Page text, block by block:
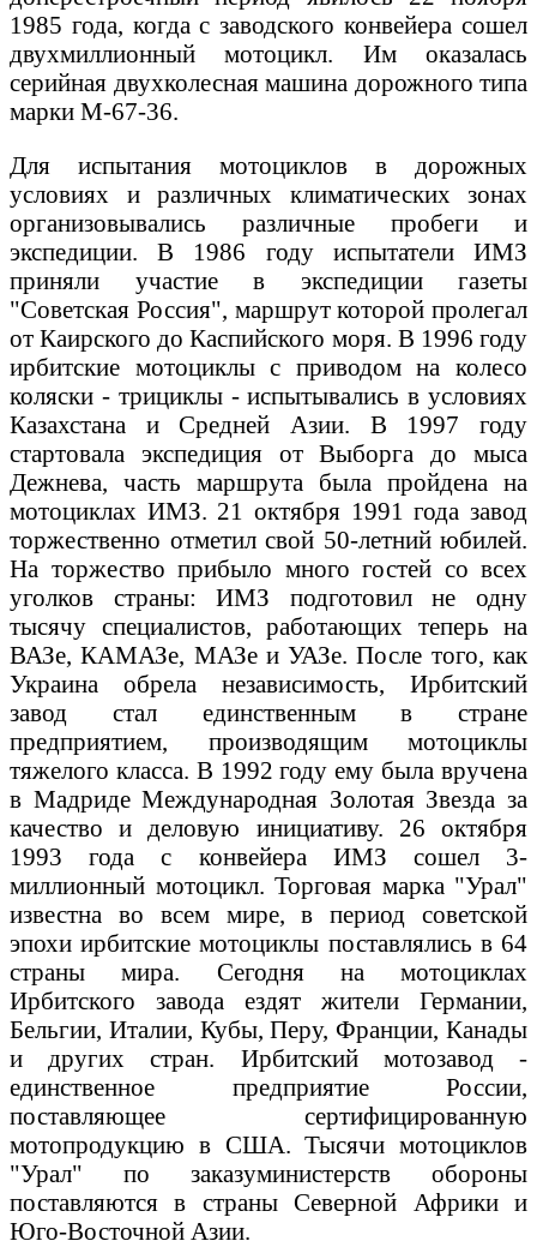
1985 года, когда с заводского конвейера сошел
двухмиллионный мотоцикл. Им оказалась
серийная двухколесная машина дорожного типа
марки М-67-36.
Для испытания мотоциклов в дорожных
условиях и различных климатических зонах
организовывались различные пробеги и
экспедиции. В 1986 году испытатели ИМЗ
приняли участие в экспедиции газеты
"Советская Россия", маршрут которой пролегал
от Каирского до Каспийского моря. В 1996 году
ирбитские мотоциклы с приводом на колесо
коляски - трициклы - испытывались в условиях
Казахстана и Средней Азии. В 1997 году
стартовала экспедиция от Выборга до мыса
Дежнева, часть маршрута была пройдена на
мотоциклах ИМЗ. 21 октября 1991 года завод
торжественно отметил свой 50-летний юбилей.
На торжество прибыло много гостей со всех
уголков страны: ИМЗ подготовил не одну
тысячу специалистов, работающих теперь на
ВАЗе, КАМАЗе, МАЗе и УАЗе. После того, как
Украина обрела независимость, Ирбитский
завод стал единственным в стране
предприятием, производящим мотоциклы
тяжелого класса. В 1992 году ему была вручена
в Мадриде Международная Золотая Звезда за
качество и деловую инициативу. 26 октября
1993 года с конвейера ИМЗ сошел 3-
миллионный мотоцикл. Торговая марка "Урал"
известна во всем мире, в период советской
эпохи ирбитские мотоциклы поставлялись в 64
страны мира. Сегодня на мотоциклах
Ирбитского завода ездят жители Германии,
Бельгии, Италии, Кубы, Перу, Франции, Канады
и других стран. Ирбитский мотозавод -
единственное предприятие России,
поставляющее сертифицированную
мотопродукцию в США. Тысячи мотоциклов
"Урал" по заказуминистерств обороны
поставляются в страны Северной Африки и
Юго-Восточной Азии.